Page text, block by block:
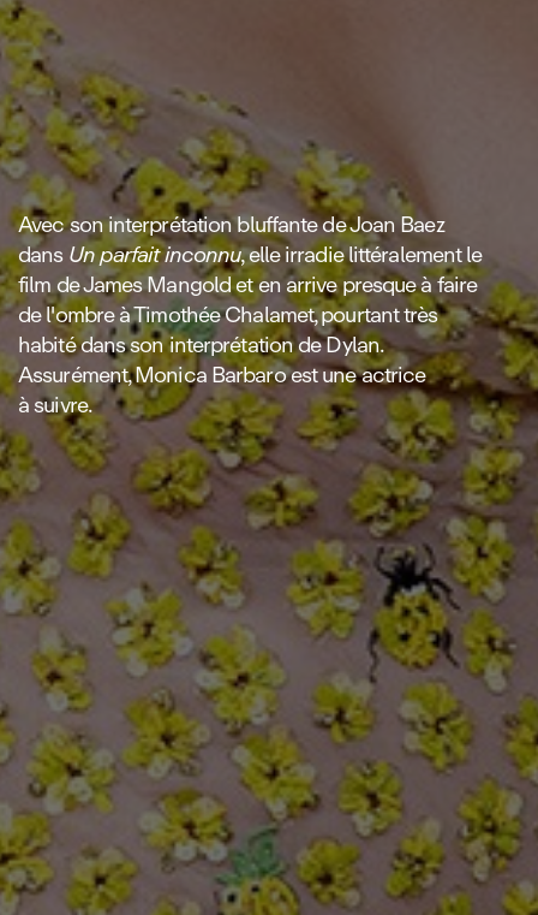
Avec son interprétation bluffante de Joan Baez
dansUn parfait inconnu, elle irradie littéralement le
film de James Mangold et en arrive presque à faire
de l'ombre à Timothée Chalamet, pourtant très
habité dans son interprétation de Dylan.
Assurément, Monica Barbaro est une actrice
à suivre.